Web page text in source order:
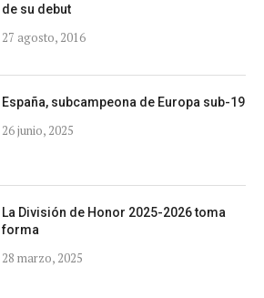
de su debut
27 agosto, 2016
España, subcampeona de Europa sub-19
26 junio, 2025
La División de Honor 2025-2026 toma
forma
28 marzo, 2025